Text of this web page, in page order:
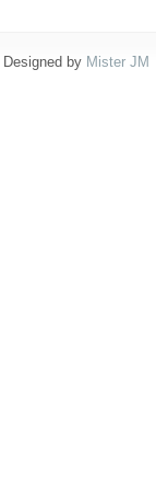
Designed by Mister JM